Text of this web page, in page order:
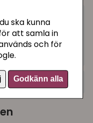
ska kunna
att samla in
och för
Godkänn alla